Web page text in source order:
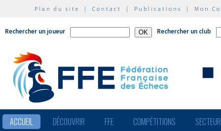
Plan du site | Contact | Publications | Mon
Rechercher un joueur Rechercher un club
ACCUEIL DÉCOUVRIR FFE COMPÉTITIONS